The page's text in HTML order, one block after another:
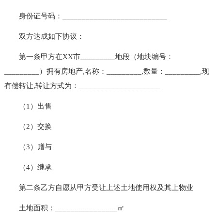
身份证号码：___________________________
双方达成如下协议：
第一条甲方在XX市_________地段（地块编号：
_________）拥有房地产,名称：_________,数量：_________,现
有偿转让,转让方式为：_____________________
（1）出售
（2）交换
（3）赠与
（4）继承
第二条乙方自愿从甲方受让上述土地使用权及其上物业
土地面积：________________㎡